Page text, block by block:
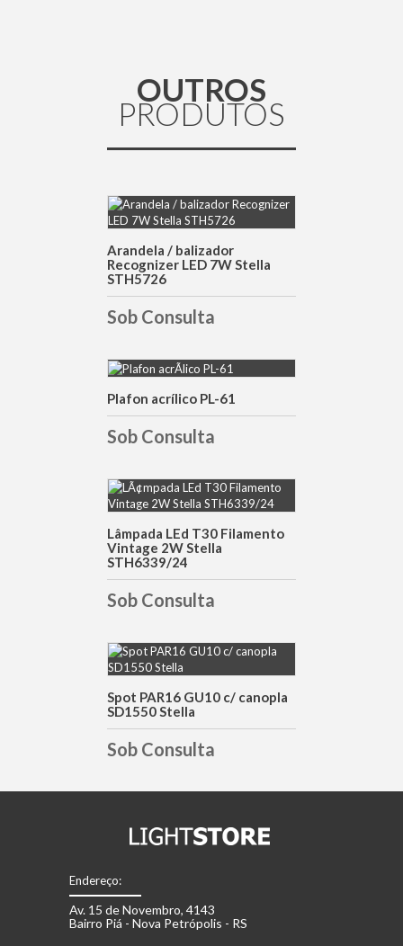
OUTROS
PRODUTOS
DETALHES
Arandela / balizador
Recognizer LED 7W Stella
STH5726
Sob Consulta
DETALHES
Plafon acrílico PL-61
Sob Consulta
DETALHES
Lâmpada LEd T30 Filamento
Vintage 2W Stella
STH6339/24
Sob Consulta
DETALHES
Spot PAR16 GU10 c/ canopla
SD1550 Stella
Sob Consulta
Endereço:
Av. 15 de Novembro, 4143
Bairro Piá - Nova Petrópolis - RS